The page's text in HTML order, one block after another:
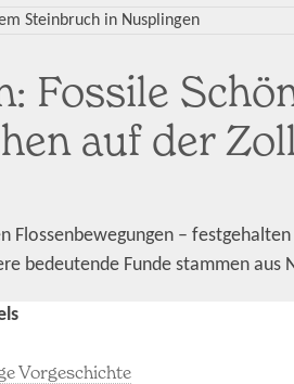
Fossile
auf der
Flossenbewegungen –
bedeutende Funde stammen aus
Vorgeschichte